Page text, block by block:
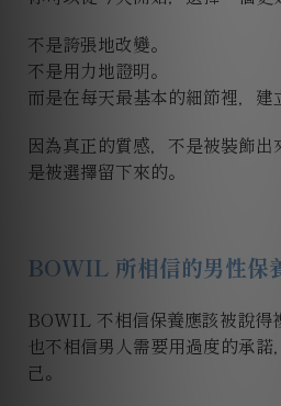
不是誇張地改變。
不是用力地證明。
而是在每天最基本的細節裡，建
因為真正的質感，不是被裝飾出
是被選擇留下來的。
BOWIL 所相信的男性保
BOWIL 不相信保養應該被說得
也不相信男人需要用過度的承
己。